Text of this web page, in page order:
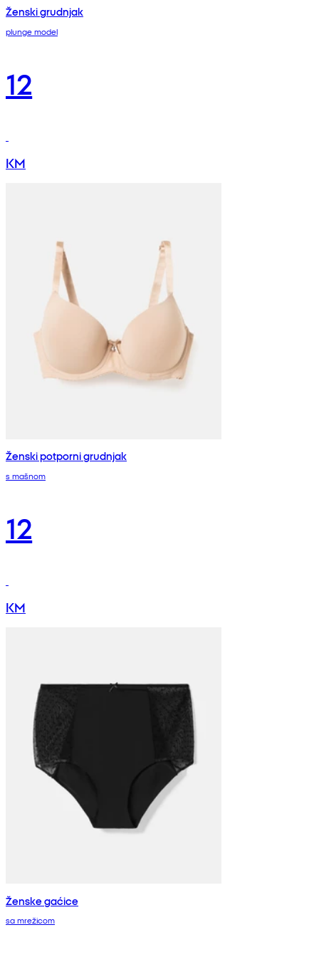
Ženski grudnjak
plunge model
12
KM
Ženski potporni grudnjak
s mašnom
12
KM
Ženske gaćice
sa mrežicom